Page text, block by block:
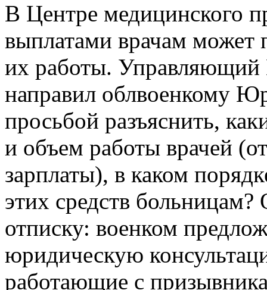
В Центре медицинского
выплатами врачам может
их работы.
направил облвоенкому
просьбой разъяснить,
и объем работы врачей
зарплаты), в каком
этих средств
отписку: военком
юридическую
работающие с